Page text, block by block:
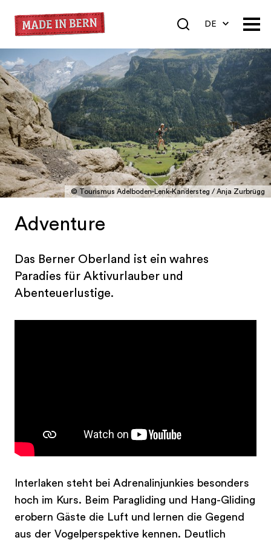
DE
FR
© Tourismus Adelboden-Lenk-Kandersteg / Anja Zurbrügg
Adventure
Das Berner Oberland ist ein wahres
Paradies für Aktivurlauber und
Abenteuerlustige.
Interlaken steht bei Adrenalinjunkies besonders
hoch im Kurs. Beim Paragliding und Hang-Gliding
erobern Gäste die Luft und lernen die Gegend
aus der Vogelperspektive kennen. Deutlich